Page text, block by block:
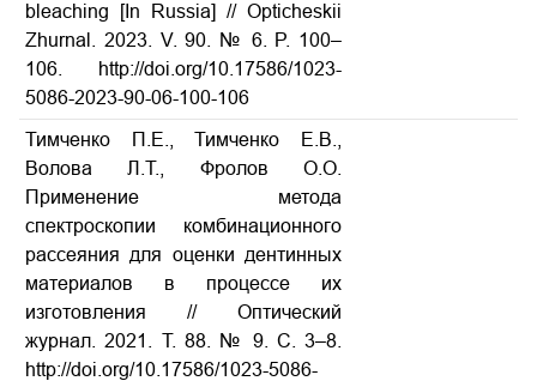
bleaching [In Russia] // Opticheskii
Zhurnal. 2023. V. 90. № 6. P. 100–
106. http://doi.org/10.17586/1023-
5086-2023-90-06-100-106
Тимченко П.Е., Тимченко Е.В.,
Волова Л.Т., Фролов О.О.
Применение метода
спектроскопии комбинационного
рассеяния для оценки дентинных
материалов в процессе их
изготовления // Оптический
журнал. 2021. Т. 88. № 9. С. 3–8.
http://doi.org/10.17586/1023-5086-